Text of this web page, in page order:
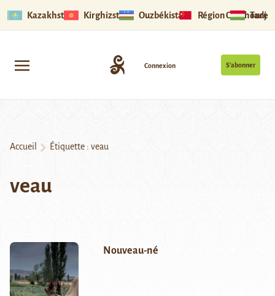
Kazakhstan Kirghizstan Ouzbékistan Région Ouïghoure
S’abonner
Connexion
Accueil Étiquette : veau
veau
Nouveau-né